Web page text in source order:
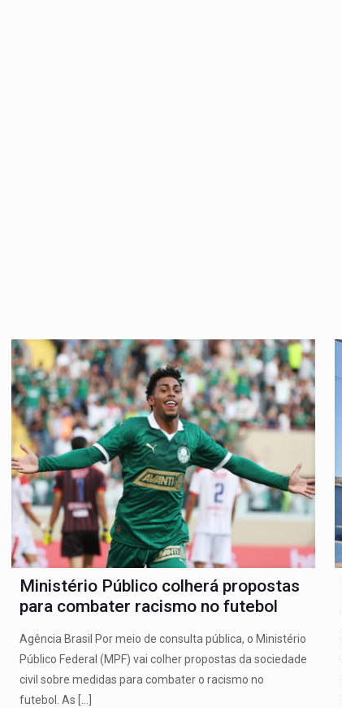
Ministério Público colherá propostas
para combater racismo no futebol
Agência Brasil Por meio de consulta pública, o Ministério
Público Federal (MPF) vai colher propostas da sociedade
civil sobre medidas para combater o racismo no
futebol. As